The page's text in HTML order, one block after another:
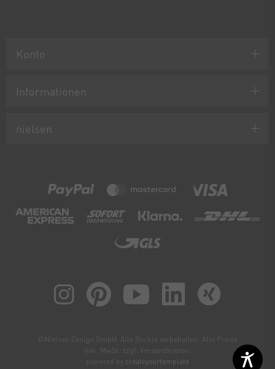
Konto
Informationen
nielsen
©Nielsen Design GmbH. Alle Rechte vorbehalten. Alle Preise
inkl. MwSt. zzgl. Versandkosten.
powered by createyourtemplate